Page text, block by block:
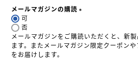
須
)
メールマガジンの購読
須
)
可
否
メールマガジンをご購読いただくと、新
ます。またメールマガジン限定クーポン
をお届けします。